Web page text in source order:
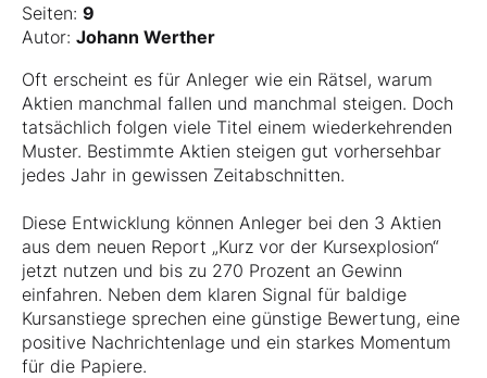
Seiten: 9
Autor: Johann Werther
Oft erscheint es für Anleger wie ein Rätsel, warum
Aktien manchmal fallen und manchmal steigen. Doch
tatsächlich folgen viele Titel einem wiederkehrenden
Muster. Bestimmte Aktien steigen gut vorhersehbar
jedes Jahr in gewissen Zeitabschnitten.
Diese Entwicklung können Anleger bei den 3 Aktien
aus dem neuen Report „Kurz vor der Kursexplosion“
jetzt nutzen und bis zu 270 Prozent an Gewinn
einfahren. Neben dem klaren Signal für baldige
Kursanstiege sprechen eine günstige Bewertung, eine
positive Nachrichtenlage und ein starkes Momentum
für die Papiere.